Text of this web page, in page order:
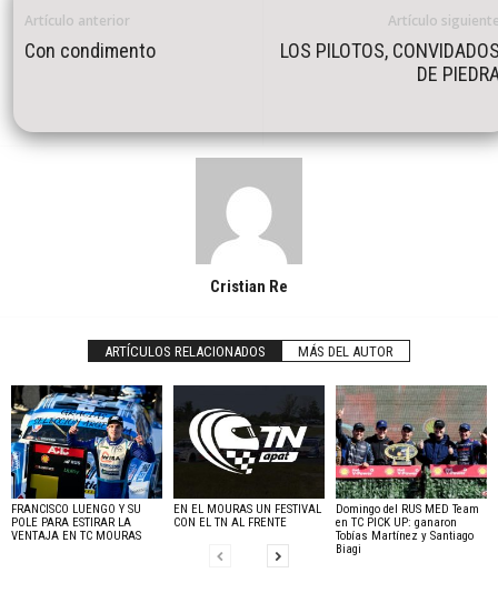
Artículo anterior
Con condimento
Artículo
LOS PILOTOS,
DE
Cristian Re
ARTÍCULOS RELACIONADOS MÁS DEL AUTOR
FRANCISCO LUENGO Y SU
POLE PARA ESTIRAR LA
VENTAJA EN TC MOURAS
EN EL MOURAS UN FESTIVAL
CON EL TN AL FRENTE
Domingo del RUS MED Team
en TC PICK UP: ganaron
Tobías Martínez y Santiago
Biagi